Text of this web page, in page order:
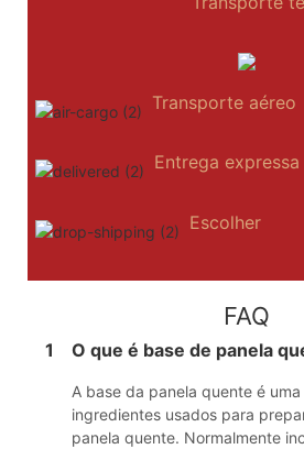
Transporte aéreo
Entrega expressa
Escolher
FAQ
1 O que é base de panela
A base da panela quente é
ingredientes usados ​​para
panela quente. Normalmente